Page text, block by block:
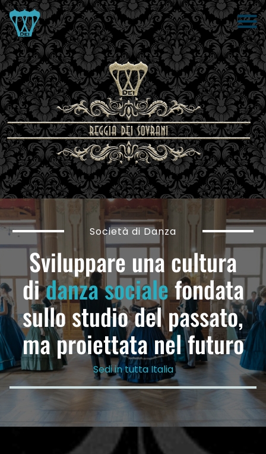
Società di Danza
Sviluppare una cultura
didanza socialefondata
sullo studio del passato,
ma proiettata nel futuro
Sedi in tutta Italia